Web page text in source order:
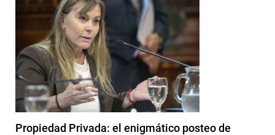
Propiedad Privada: el enigmático posteo de